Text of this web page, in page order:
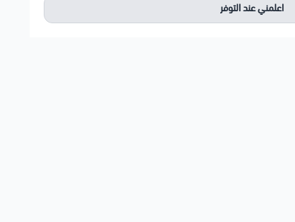
اعلمني عند التوفر